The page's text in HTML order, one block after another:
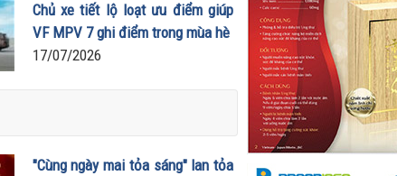
Chủ xe tiết lộ loạt ưu điểm giúp
VF MPV 7 ghi điểm trong mùa hè
17/07/2026
"Cùng ngày mai tỏa sáng" lan tỏa